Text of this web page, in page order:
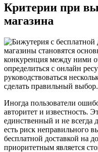
Критерии при
магазина
магазины становятся
конкуренция между ними
определиться с онлайн
руководствоваться
сделать правильный выбор.
Иногда пользователи
авторитет и известность.
единственный и не всегда
есть риск неправильного
бесплатной доставкой на
приоритетным является